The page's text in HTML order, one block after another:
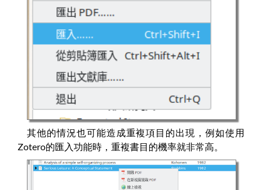
其他的情況也可能造成重複項目的出現，例如使用
Zotero的匯入功能時，重複書目的機率就非常高。